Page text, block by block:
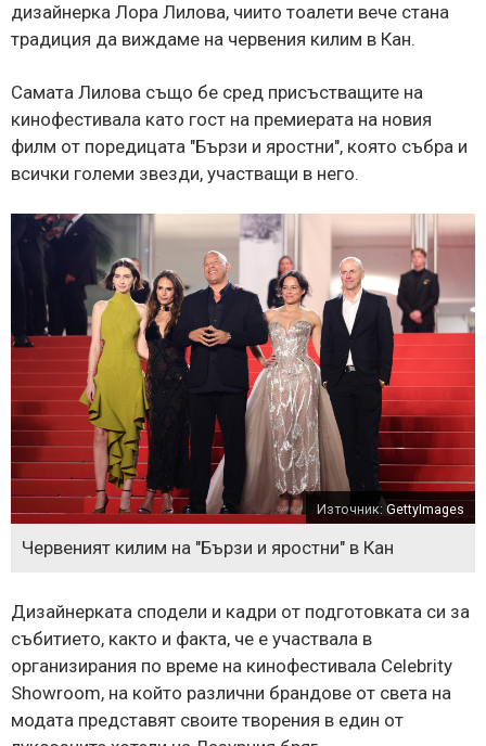
дизайнерка Лора Лилова, чиито тоалети вече стана
традиция да виждаме на червения килим в Кан.
Самата Лилова също бе сред присъстващите на
кинофестивала като гост на премиерата на новия
филм от поредицата "Бързи и яростни", която събра и
всички големи звезди, участващи в него.
Източник: GettyImages
Червеният килим на "Бързи и яростни" в Кан
Дизайнерката сподели и кадри от подготовката си за
събитието, както и факта, че е участвала в
организирания по време на кинофестивала Celebrity
Showroom, на който различни брандове от света на
модата представят своите творения в един от